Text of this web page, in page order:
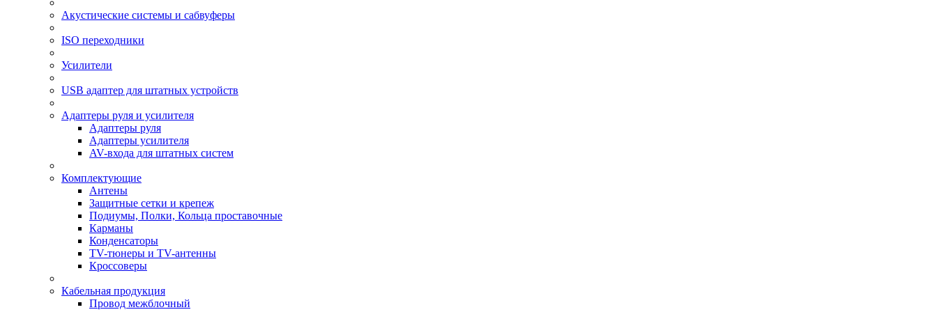
Акустические системы и сабвуферы
ISO переходники
Усилители
USB адаптер для штатных устройств
Адаптеры руля и усилителя
Адаптеры руля
Адаптеры усилителя
AV-входа для штатных систем
Комплектующие
Антены
Защитные сетки и крепеж
Подиумы, Полки, Кольца проставочные
Карманы
Конденсаторы
TV-тюнеры и TV-антенны
Кроссоверы
Кабельная продукция
Провод межблочный